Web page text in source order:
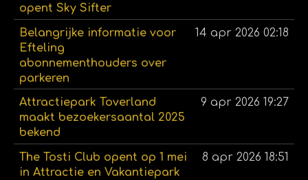
opent Sky Sifter
Belangrijke informatie voor
Efteling
abonnementhouders over
parkeren
14 apr 2026 02:18
Attractiepark Toverland
maakt bezoekersaantal 2025
bekend
9 apr 2026 19:27
The Tosti Club opent op 1 mei
in Attractie en Vakantiepark
8 apr 2026 18:51